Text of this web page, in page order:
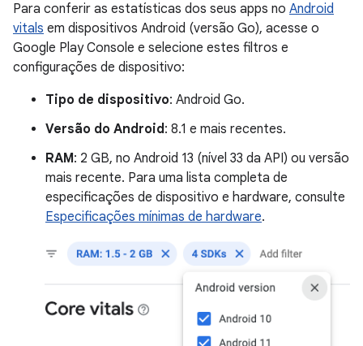
Para conferir as estatísticas dos seus apps no Android
vitals em dispositivos Android (versão Go), acesse o
Google Play Console e selecione estes filtros e
configurações de dispositivo:
Tipo de dispositivo: Android Go.
Versão do Android: 8.1 e mais recentes.
RAM: 2 GB, no Android 13 (nível 33 da API) ou versão
mais recente. Para uma lista completa de
especificações de dispositivo e hardware, consulte
Especificações mínimas de hardware.